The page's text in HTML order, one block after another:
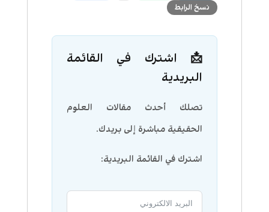
نسخ الرابط
📩 اشترك في القائمة
البريدية
تصلك أحدث مقالات العلوم
الحقيقية مباشرة إلى بريدك.
اشترك في القائمة البريدية: